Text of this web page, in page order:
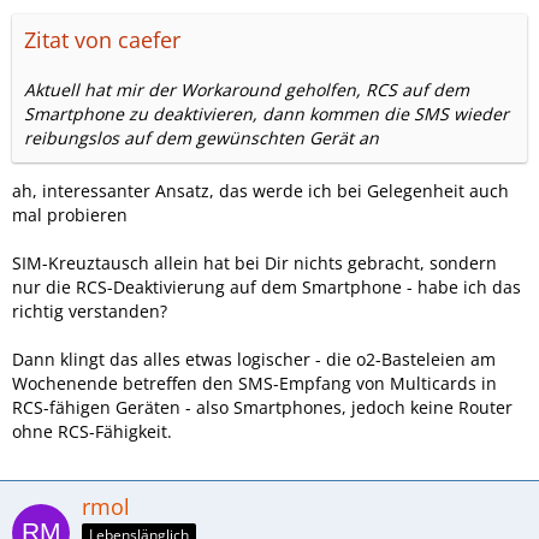
Zitat von caefer
Aktuell hat mir der Workaround geholfen, RCS auf dem
Smartphone zu deaktivieren, dann kommen die SMS wieder
reibungslos auf dem gewünschten Gerät an
ah, interessanter Ansatz, das werde ich bei Gelegenheit auch
mal probieren
SIM-Kreuztausch allein hat bei Dir nichts gebracht, sondern
nur die RCS-Deaktivierung auf dem Smartphone - habe ich das
richtig verstanden?
Dann klingt das alles etwas logischer - die o2-Basteleien am
Wochenende betreffen den SMS-Empfang von Multicards in
RCS-fähigen Geräten - also Smartphones, jedoch keine Router
ohne RCS-Fähigkeit.
rmol
Lebenslänglich